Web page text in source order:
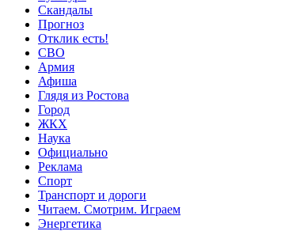
Скандалы
Прогноз
Отклик есть!
СВО
Армия
Афиша
Глядя из Ростова
Город
ЖКХ
Наука
Официально
Реклама
Спорт
Транспорт и дороги
Читаем. Смотрим. Играем
Энергетика